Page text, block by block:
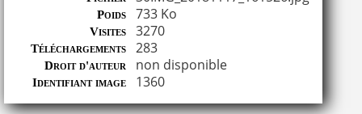
Poids 733 Ko
Visites 3270
Téléchargements 283
Droit d'auteur non disponible
Identifiant image 1360